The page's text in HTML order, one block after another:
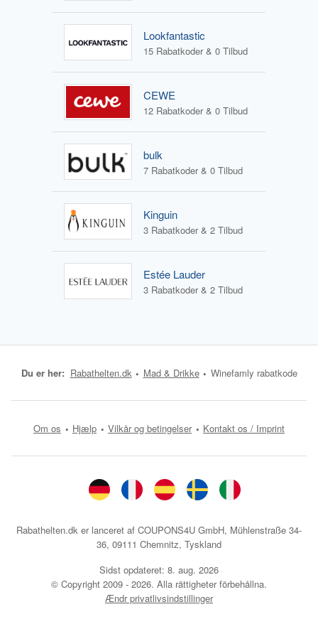
Lookfantastic
15 Rabatkoder & 0 Tilbud
CEWE
12 Rabatkoder & 0 Tilbud
bulk
7 Rabatkoder & 0 Tilbud
Kinguin
3 Rabatkoder & 2 Tilbud
Estée Lauder
3 Rabatkoder & 2 Tilbud
Du er her: Rabathelten.dk Mad & Drikke Winefamly rabatkode
Om os Hjælp Vilkår og betingelser Kontakt os / Imprint
Rabathelten.dk er lanceret af COUPONS4U GmbH, Mühlenstraße 34-
36, 09111 Chemnitz, Tyskland
Sidst opdateret: 8. aug. 2026
© Copyright 2009 - 2026. Alla rättigheter förbehållna.
Ændr privatlivsindstillinger